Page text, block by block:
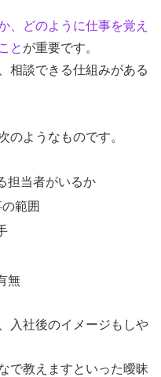
、どのように仕事を覚え
と が重要です。
相談できる仕組みがある
のようなものです。
担当者がいるか
範囲
無
入社後のイメージもしや
で教えますといった曖昧